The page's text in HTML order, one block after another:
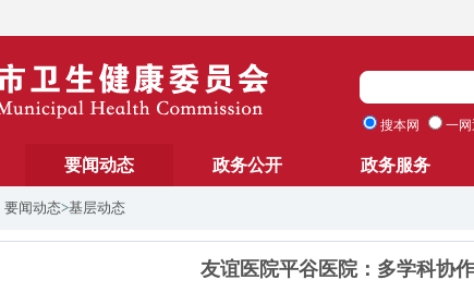
搜本网 一网
要闻动态 政务公开 政务服务
要闻动态>基层动态
友谊医院平谷医院：多学科协